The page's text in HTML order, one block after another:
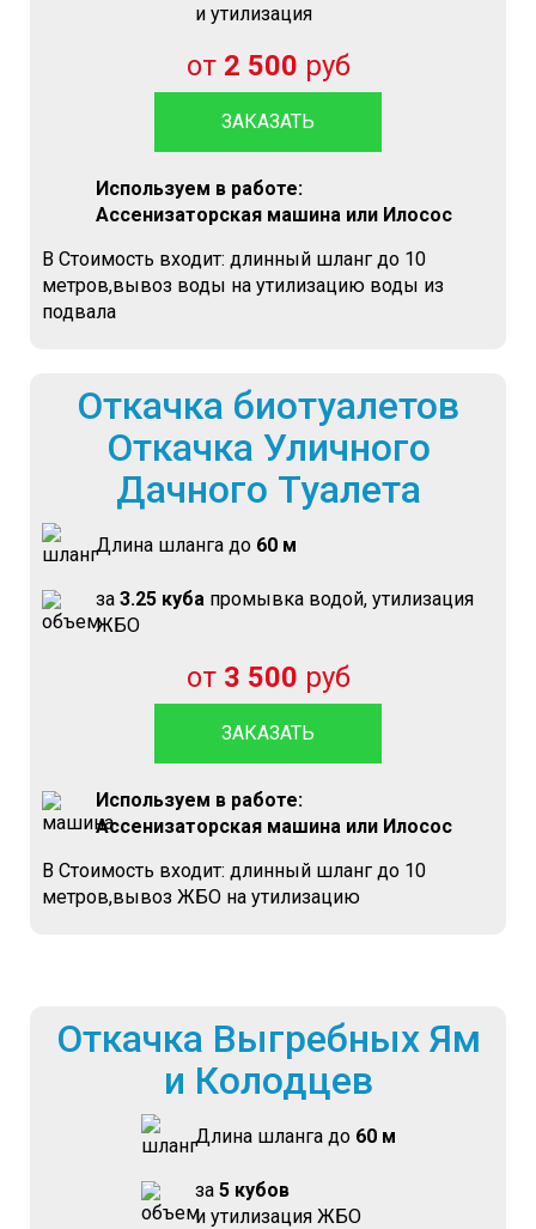
и утилизация
от 2 500 руб
ЗАКАЗАТЬ
Используем в работе:
Ассенизаторская машина или Илосос
В Стоимость входит: длинный шланг до 10
метров,вывоз воды на утилизацию воды из
подвала
Откачка биотуалетов
Откачка Уличного
Дачного Туалета
Длина шланга до 60 м
за 3.25 куба промывка водой, утилизация
ЖБО
от 3 500 руб
ЗАКАЗАТЬ
Используем в работе:
Ассенизаторская машина или Илосос
В Стоимость входит: длинный шланг до 10
метров,вывоз ЖБО на утилизацию
Откачка Выгребных Ям
и Колодцев
Длина шланга до 60 м
за 5 кубов
и утилизация ЖБО